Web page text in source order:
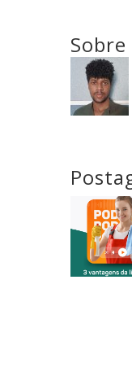
3
vantagens
da limpeza
por cores
na sua